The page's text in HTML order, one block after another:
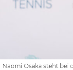
Naomi Osaka steht bei